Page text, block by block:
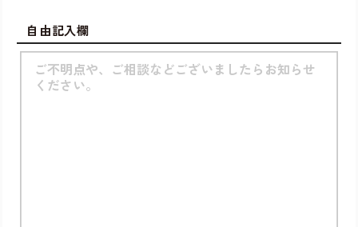
自由記入欄